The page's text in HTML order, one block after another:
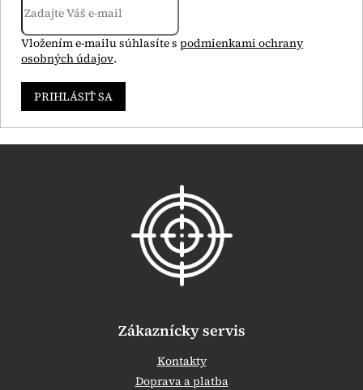
Vložením e-mailu súhlasíte s podmienkami ochrany
osobných údajov.
PRIHLÁSIŤ SA
Z
Zákaznícky servis
Kontakty
Doprava a platba